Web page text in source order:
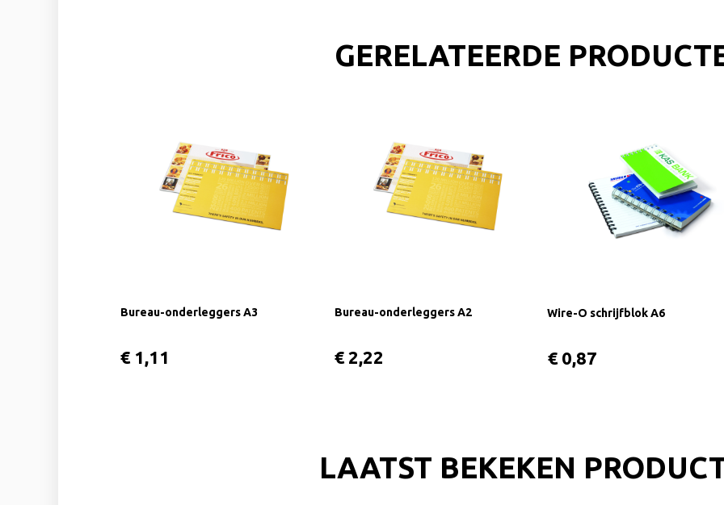
GERELATEERDE
Bureau-onderleggers A3
€ 1,11
Bureau-onderleggers A2
€ 2,22
Wire-O schrijfblok A6
€ 0,87
LAATST BEKEKEN